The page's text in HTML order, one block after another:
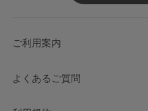
ご利用案内
よくあるご質問